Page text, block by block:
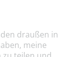
draußen in
meine